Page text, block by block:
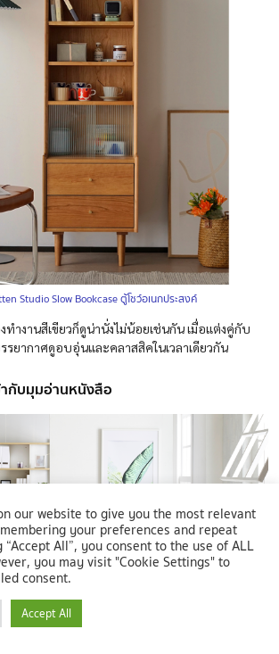
Studio Slow Bookcase ตู้โชว์อเนกประสงค์
ำงานสีเขียวก็ดูน่านั่งไม่น้อยเช่นกัน เมื่อแต่งคู่กับ
รยากาศดูอบอุ่นและคลาสสิคในเวลาเดียวกัน
ากับมุมอ่านหนังสือ
our website to give you the most relevant
your preferences and repeat
All”, you consent to the use of ALL
you may visit "Cookie Settings" to
consent.
Accept All